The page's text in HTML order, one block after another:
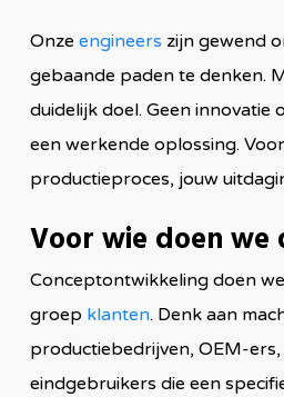
Onze engineers zijn gewend
gebaande paden te denken.
duidelijk doel. Geen innovatie
een werkende oplossing.
productieproces, jouw
Voor wie doen we
Conceptontwikkeling doen
groep klanten. Denk aan
productiebedrijven, OEM-
eindgebruikers die een